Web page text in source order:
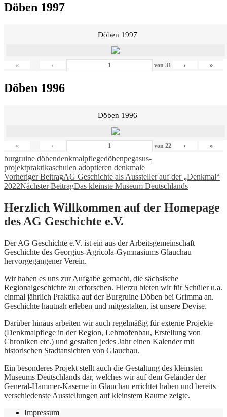
Döben 1997
Döben 1997
« ‹ von 31 › »
Döben 1996
Döben 1996
« ‹ von 22 › »
burgruine döbendenkmalpflegedöbenpegasus-
projektpraktikaschulen adoptieren denkmale
Beitragsnavigation
Vorheriger BeitragAG Geschichte als Aussteller auf der „Denkmal“
2022Nächster BeitragDas kleinste Museum Deutschlands
Herzlich Willkommen auf der Homepage
des AG Geschichte e.V.
Der AG Geschichte e.V. ist ein aus der Arbeitsgemeinschaft
Geschichte des Georgius-Agricola-Gymnasiums Glauchau
hervorgegangener Verein.
Wir haben es uns zur Aufgabe gemacht, die sächsische
Regionalgeschichte zu erforschen. Hierzu bieten wir für Schüler u.a.
einmal jährlich Praktika auf der Burgruine Döben bei Grimma an.
Geschichte hautnah erleben und mitgestalten, ist unsere Devise.
Darüber hinaus arbeiten wir auch regelmäßig für externe Projekte
(Denkmalpflege in der Region, Lehmofenbau, Erstellung von
Chroniken etc.) und gestalten jedes Jahr einen Kalender mit
historischen Stadtansichten von Glauchau.
Ein besonderes Projekt stellt auch die Gestaltung des kleinsten
Museums Deutschlands dar, welches wir auf dem Geländer der
General-Hammer-Kaserne in Glauchau errichtet haben und bereits
verschiedenste Ausstellungen auf kleinstem Raume zeigte.
Impressum